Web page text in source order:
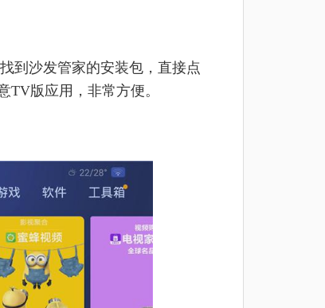
到沙发管家的安装包，直接点
版应用，非常方便。